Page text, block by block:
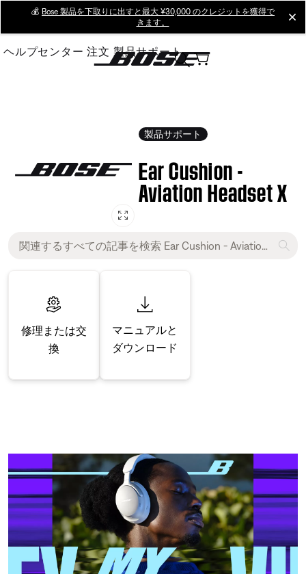
Main
💰 Bose 製品を下取りに出すと最大 ¥30,000 のクレジットを獲得で
きます。
ヘルプセンター 注文 製品サポート
製品サポート
Ear Cushion -
Aviation Headset X
修理または交
換
マニュアルと
ダウンロード